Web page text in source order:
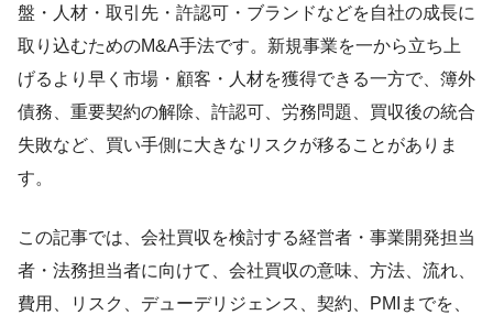
盤・人材・取引先・許認可・ブランドなどを自社の成長に
取り込むためのM&A手法です。新規事業を一から立ち上
げるより早く市場・顧客・人材を獲得できる一方で、簿外
債務、重要契約の解除、許認可、労務問題、買収後の統合
失敗など、買い手側に大きなリスクが移ることがありま
す。
この記事では、会社買収を検討する経営者・事業開発担当
者・法務担当者に向けて、会社買収の意味、方法、流れ、
費用、リスク、デューデリジェンス、契約、PMIまでを、